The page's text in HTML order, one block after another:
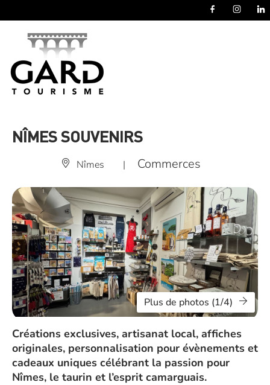
NÎMES SOUVENIRS
Nîmes | Commerces
Plus de photos (1/4)
Créations exclusives, artisanat local, affiches
originales, personnalisation pour évènements et
cadeaux uniques célébrant la passion pour
Nîmes, le taurin et l’esprit camarguais.